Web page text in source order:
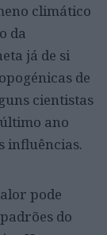
climático
da
já de si
de
cientistas
ano
influências.
pode
do